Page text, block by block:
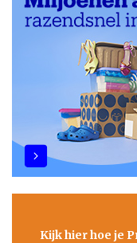
Kijk hier hoe je